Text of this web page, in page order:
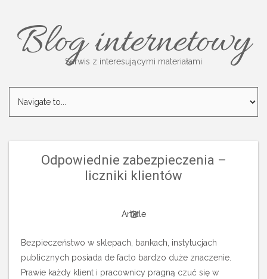
Blog internetowy
Serwis z interesującymi materiałami
Odpowiednie zabezpieczenia –
liczniki klientów
Article
Bezpieczeństwo w sklepach, bankach, instytucjach
publicznych posiada de facto bardzo duże znaczenie.
Prawie każdy klient i pracownicy pragną czuć się w